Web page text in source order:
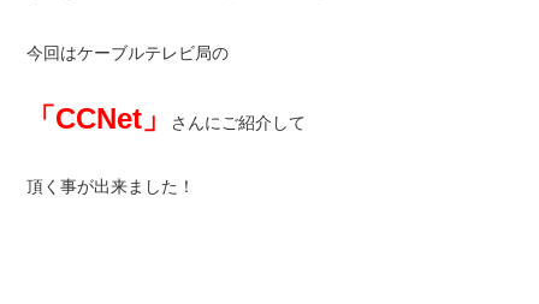
今回はケーブルテレビ局の
「CCNet」 さんにご紹介して
頂く事が出来ました！